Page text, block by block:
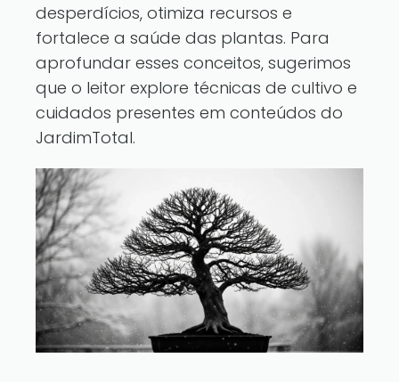
desperdícios, otimiza recursos e
fortalece a saúde das plantas. Para
aprofundar esses conceitos, sugerimos
que o leitor explore técnicas de cultivo e
cuidados presentes em conteúdos do
JardimTotal.